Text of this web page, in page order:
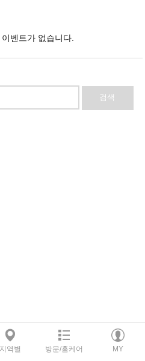
벤트가 없습니다.
지역별 방문/홈케어 MY